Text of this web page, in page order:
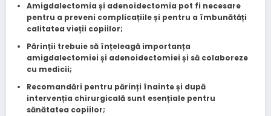
Amigdalectomia și adenoidectomia pot fi necesare
pentru a preveni complicațiile și pentru a îmbunătăți
calitatea vieții copiilor;
Părinții trebuie să înțeleagă importanța
amigdalectomiei și adenoidectomiei și să colaboreze
cu medicii;
Recomandări pentru părinți înainte și după
intervenția chirurgicală sunt esențiale pentru
sănătatea copiilor;